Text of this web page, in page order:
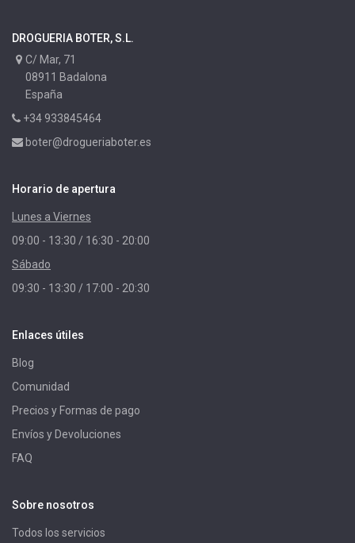
DROGUERIA BOTER, S.L.
C/ Mar, 71
08911 Badalona
España
+34 933845464
boter@drogueriaboter.es
Horario de apertura
Lunes a Viernes
09:00 - 13:30 / 16:30 - 20:00
Sábado
09:30 - 13:30 / 17:00 - 20:30
Enlaces útiles
Blog
Comunidad
Precios y Formas de pago
Envíos y Devoluciones
FAQ
Sobre nosotros
Todos los servicios